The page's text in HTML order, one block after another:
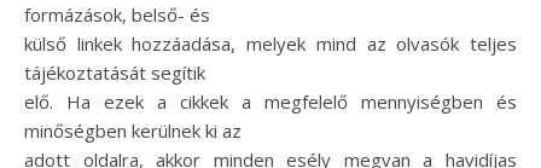
formázások, belső- és
külső linkek hozzáadása, melyek mind az olvasók teljes
tájékoztatását segítik
elő. Ha ezek a cikkek a megfelelő mennyiségben és
minőségben kerülnek ki az
adott oldalra, akkor minden esély megvan a havidíjas